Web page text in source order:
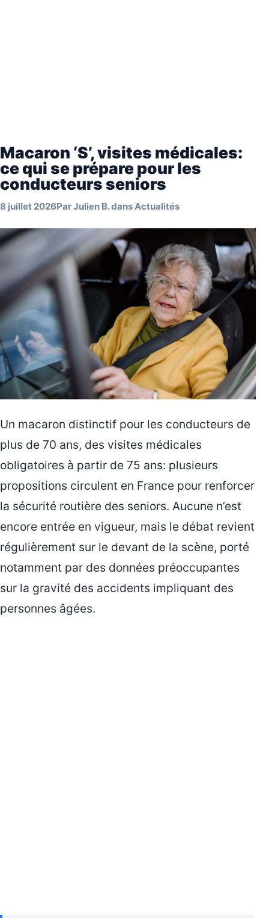
Macaron ‘S’, visites médicales:
ce qui se prépare pour les
conducteurs seniors
8 juillet 2026ParJulien B.dansActualités
Un macaron distinctif pour les conducteurs de
plus de 70 ans, des visites médicales
obligatoires à partir de 75 ans: plusieurs
propositions circulent en France pour renforcer
la sécurité routière des seniors. Aucune n’est
encore entrée en vigueur, mais le débat revient
régulièrement sur le devant de la scène, porté
notamment par des données préoccupantes
sur la gravité des accidents impliquant des
personnes âgées.